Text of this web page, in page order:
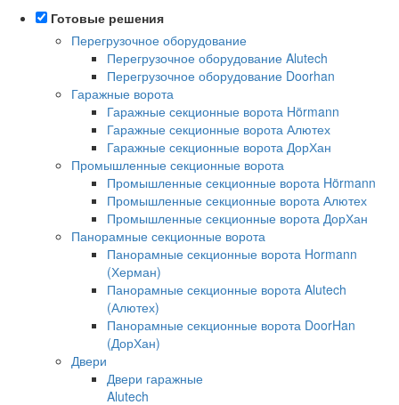
Готовые решения
Перегрузочное оборудование
Перегрузочное оборудование Alutech
Перегрузочное оборудование Doorhan
Гаражные ворота
Гаражные секционные ворота Hörmann
Гаражные секционные ворота Алютех
Гаражные секционные ворота ДорХан
Промышленные секционные ворота
Промышленные секционные ворота Hörmann
Промышленные секционные ворота Алютех
Промышленные секционные ворота ДорХан
Панорамные секционные ворота
Панорамные секционные ворота Hormann
(Херман)
Панорамные секционные ворота Alutech
(Алютех)
Панорамные секционные ворота DoorHan
(ДорХан)
Двери
Двери гаражные
Alutech